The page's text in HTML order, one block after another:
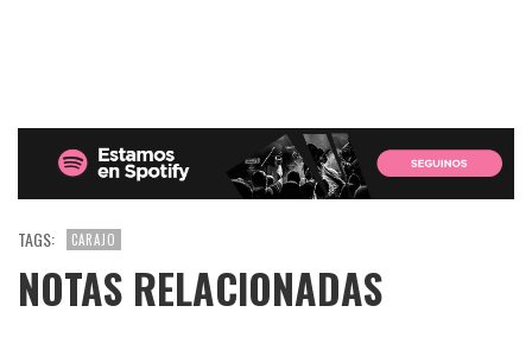
TAGS: CARAJO
NOTAS RELACIONADAS